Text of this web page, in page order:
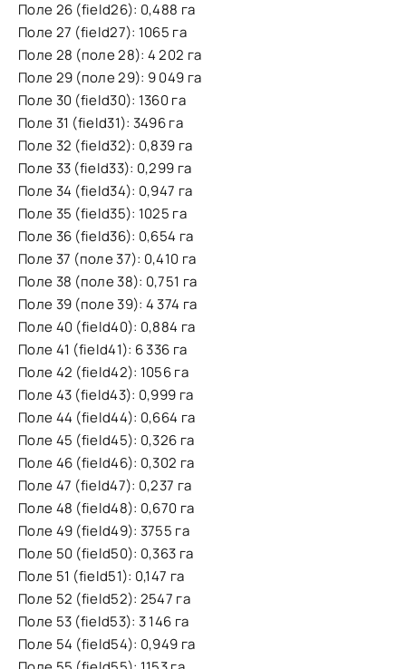
Поле 26 (field26): 0,488 га
Поле 27 (field27): 1065 га
Поле 28 (поле 28): 4 202 га
Поле 29 (поле 29): 9 049 га
Поле 30 (field30): 1360 га
Поле 31 (field31): 3496 га
Поле 32 (field32): 0,839 га
Поле 33 (field33): 0,299 га
Поле 34 (field34): 0,947 га
Поле 35 (field35): 1025 га
Поле 36 (field36): 0,654 га
Поле 37 (поле 37): 0,410 га
Поле 38 (поле 38): 0,751 га
Поле 39 (поле 39): 4 374 га
Поле 40 (field40): 0,884 га
Поле 41 (field41): 6 336 га
Поле 42 (field42): 1056 га
Поле 43 (field43): 0,999 га
Поле 44 (field44): 0,664 га
Поле 45 (field45): 0,326 га
Поле 46 (field46): 0,302 га
Поле 47 (field47): 0,237 га
Поле 48 (field48): 0,670 га
Поле 49 (field49): 3755 га
Поле 50 (field50): 0,363 га
Поле 51 (field51): 0,147 га
Поле 52 (field52): 2547 га
Поле 53 (field53): 3 146 га
Поле 54 (field54): 0,949 га